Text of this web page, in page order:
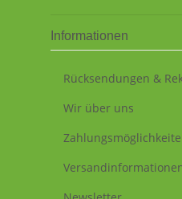
Informationen
Rücksendungen &
Wir über uns